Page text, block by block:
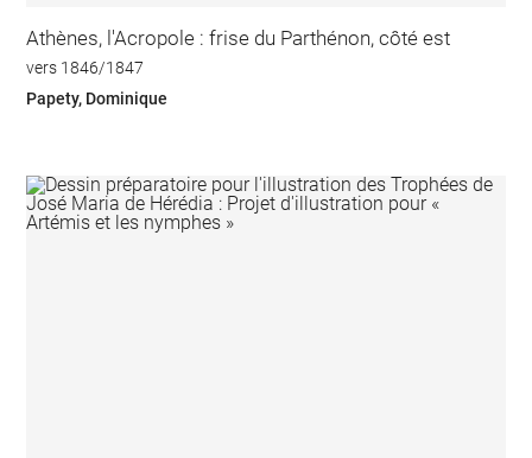
Athènes, l'Acropole : frise du Parthénon, côté est
vers 1846/1847
Papety, Dominique